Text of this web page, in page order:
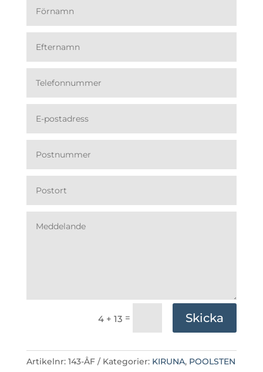
4 + 13 = Skicka
Artikelnr: 143-ÅF Kategorier: KIRUNA, POOLSTEN